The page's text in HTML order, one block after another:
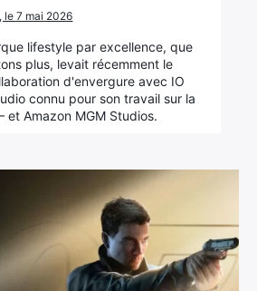
le 7 mai 2026
lifestyle par excellence, que
plus, levait récemment le
d'envergure avec IO
connu pour son travail sur la
et Amazon MGM Studios.